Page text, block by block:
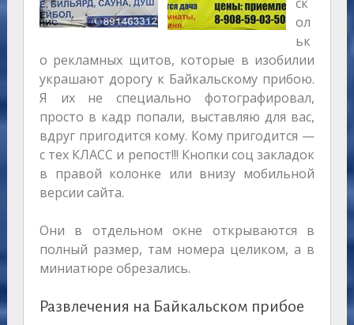
ол
ьк
о рекламных щитов, которые в изобилии
украшают дорогу к Байкальскому прибою.
Я их не специально фотографировал,
просто в кадр попали, выставляю для вас,
вдруг пригодится кому. Кому пригодится —
с тех КЛАСС и репост!!! Кнопки соц закладок
в правой колонке или внизу мобильной
версии сайта.
Они в отдельном окне открываются в
полный размер, там номера целиком, а в
миниатюре обрезались.
Развлечения на Байкальском прибое